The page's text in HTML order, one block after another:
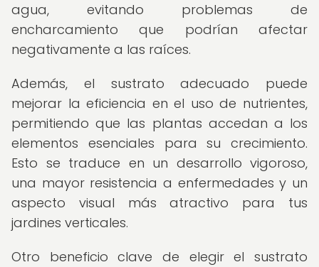
agua, evitando problemas de
encharcamiento que podrían afectar
negativamente a las raíces.
Además, el sustrato adecuado puede
mejorar la eficiencia en el uso de nutrientes,
permitiendo que las plantas accedan a los
elementos esenciales para su crecimiento.
Esto se traduce en un desarrollo vigoroso,
una mayor resistencia a enfermedades y un
aspecto visual más atractivo para tus
jardines verticales.
Otro beneficio clave de elegir el sustrato